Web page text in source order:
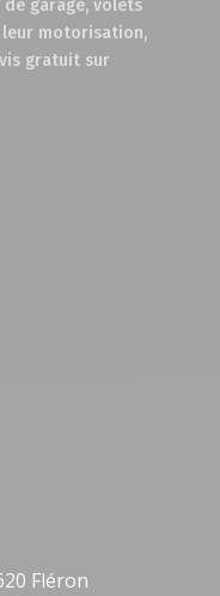
garage, volets
motorisation,
gratuit sur
Fléron